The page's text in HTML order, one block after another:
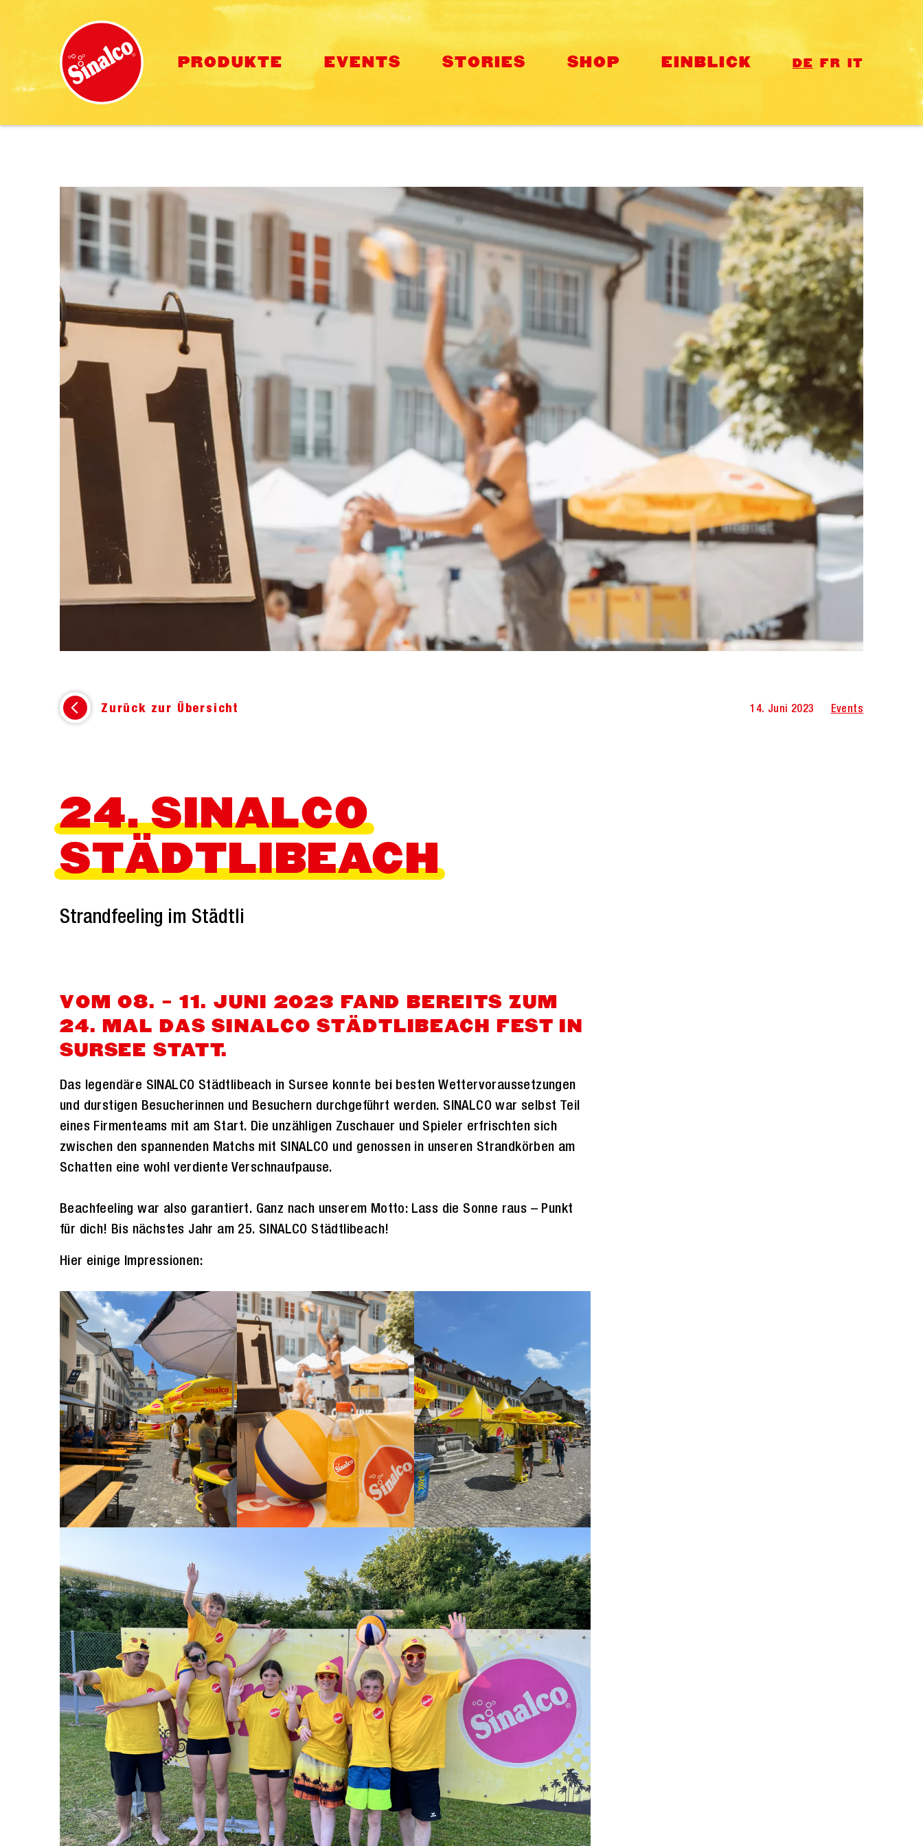
PRODUKTE EVENTS STORIES SHOP EINBLICK DE FR IT
Zurück zur Übersicht 14. Juni 2023 Events
24. SINALCO
STÄDTLIBEACH
Strandfeeling im Städtli
VOM 08. – 11. JUNI 2023 FAND BEREITS ZUM
24. MAL DAS SINALCO STÄDTLIBEACH FEST IN
SURSEE STATT.
Das legendäre SINALCO Städtlibeach in Sursee konnte bei besten Wettervoraussetzungen
und durstigen Besucherinnen und Besuchern durchgeführt werden. SINALCO war selbst Teil
eines Firmenteams mit am Start. Die unzähligen Zuschauer und Spieler erfrischten sich
zwischen den spannenden Matchs mit SINALCO und genossen in unseren Strandkörben am
Schatten eine wohl verdiente Verschnaufpause.
Beachfeeling war also garantiert. Ganz nach unserem Motto: Lass die Sonne raus – Punkt
für dich! Bis nächstes Jahr am 25. SINALCO Städtlibeach!
Hier einige Impressionen: